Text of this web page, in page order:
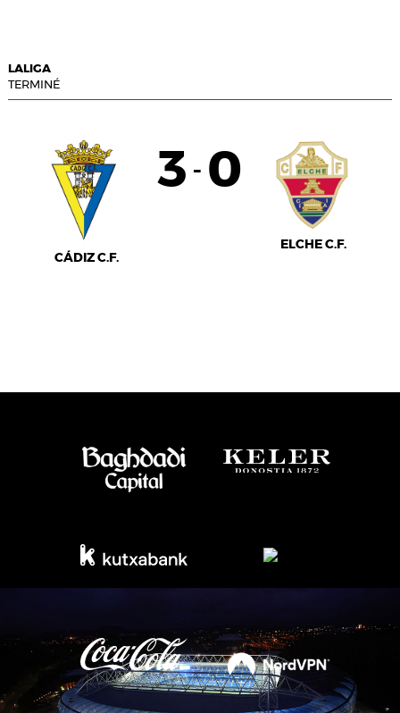
LALIGA
TERMINÉ
CÁDIZ C.F.
3 - 0
ELCHE C.F.